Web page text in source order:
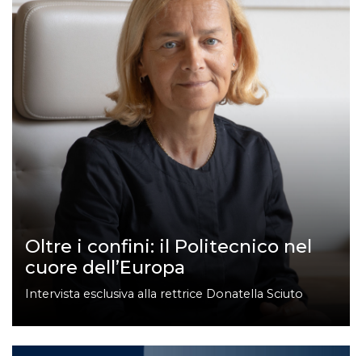
Oltre i confini: il Politecnico nel
cuore dell’Europa
Intervista esclusiva alla rettrice Donatella Sciuto